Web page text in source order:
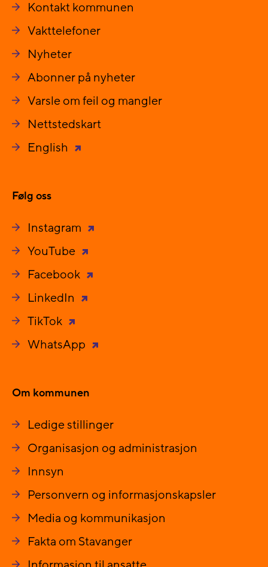
Kontakt kommunen
Vakttelefoner
Nyheter
Abonner på nyheter
Varsle om feil og mangler
Nettstedskart
English
Følg oss
Instagram
YouTube
Facebook
LinkedIn
TikTok
WhatsApp
Om kommunen
Ledige stillinger
Organisasjon og administrasjon
Innsyn
Personvern og informasjonskapsler
Media og kommunikasjon
Fakta om Stavanger